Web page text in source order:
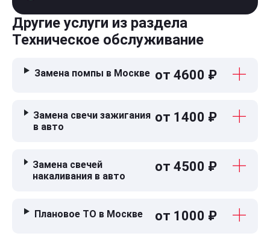
Другие услуги из раздела
Техническое обслуживание
Замена помпы в Москве от 4600 ₽
Замена свечи зажигания
в авто
от 1400 ₽
Замена свечей
накаливания в авто
от 4500 ₽
Плановое ТО в Москве от 1000 ₽